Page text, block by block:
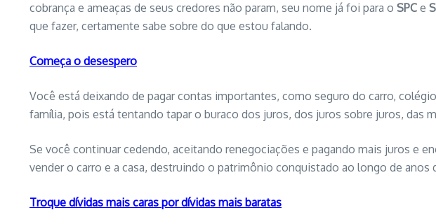
cobrança e ameaças de seus credores não param, seu nome já foi para o SPC e
que fazer, certamente sabe sobre do que estou falando.
Começa o desespero
Você está deixando de pagar contas importantes, como seguro do carro,
família, pois está tentando tapar o buraco dos juros, dos juros sobre juros, das
Se você continuar cedendo, aceitando renegociações e pagando mais juros e
vender o carro e a casa, destruindo o patrimônio conquistado ao longo de
Troque dívidas mais caras por dívidas mais baratas